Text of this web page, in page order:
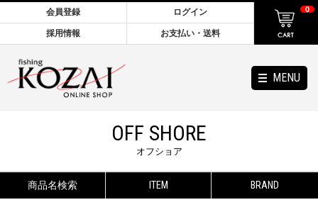
MENU
会員登録 ログイン
採用情報 お支払い・送料
0
OFF SHORE
オフショア
商品名検索 ITEM BRAND